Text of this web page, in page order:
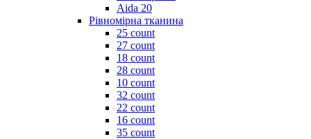
Aida 20
Рівномірна тканина
25 count
27 count
18 count
28 count
10 count
32 count
22 count
16 count
35 count